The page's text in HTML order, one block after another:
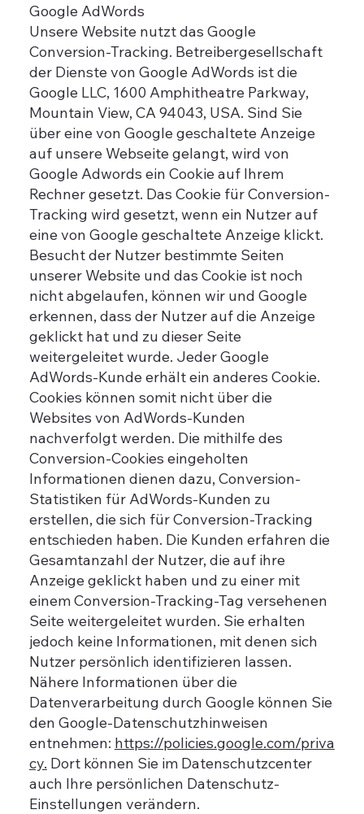
Google AdWords
Unsere Website nutzt das Google
Conversion-Tracking. Betreibergesellschaft
der Dienste von Google AdWords ist die
Google LLC, 1600 Amphitheatre Parkway,
Mountain View, CA 94043, USA. Sind Sie
über eine von Google geschaltete Anzeige
auf unsere Webseite gelangt, wird von
Google Adwords ein Cookie auf Ihrem
Rechner gesetzt. Das Cookie für Conversion-
Tracking wird gesetzt, wenn ein Nutzer auf
eine von Google geschaltete Anzeige klickt.
Besucht der Nutzer bestimmte Seiten
unserer Website und das Cookie ist noch
nicht abgelaufen, können wir und Google
erkennen, dass der Nutzer auf die Anzeige
geklickt hat und zu dieser Seite
weitergeleitet wurde. Jeder Google
AdWords-Kunde erhält ein anderes Cookie.
Cookies können somit nicht über die
Websites von AdWords-Kunden
nachverfolgt werden. Die mithilfe des
Conversion-Cookies eingeholten
Informationen dienen dazu, Conversion-
Statistiken für AdWords-Kunden zu
erstellen, die sich für Conversion-Tracking
entschieden haben. Die Kunden erfahren die
Gesamtanzahl der Nutzer, die auf ihre
Anzeige geklickt haben und zu einer mit
einem Conversion-Tracking-Tag versehenen
Seite weitergeleitet wurden. Sie erhalten
jedoch keine Informationen, mit denen sich
Nutzer persönlich identifizieren lassen.
Nähere Informationen über die
Datenverarbeitung durch Google können Sie
den Google-Datenschutzhinweisen
entnehmen: https://policies.google.com/priva
cy. Dort können Sie im Datenschutzcenter
auch Ihre persönlichen Datenschutz-
Einstellungen verändern.